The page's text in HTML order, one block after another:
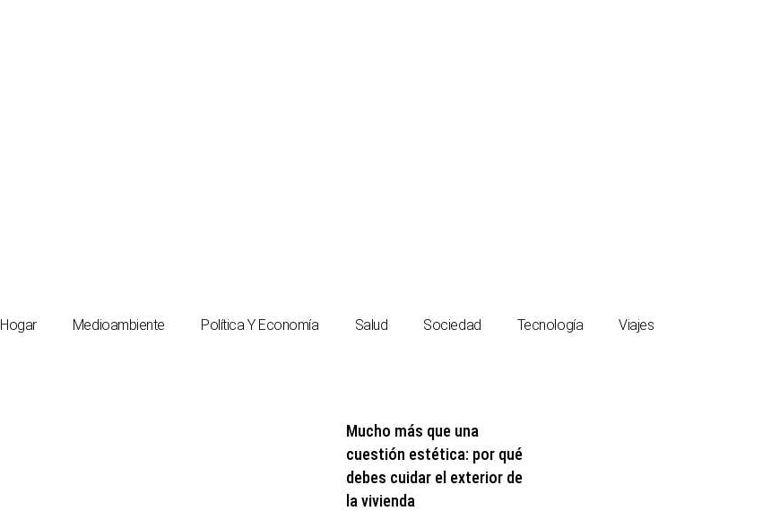
Hogar Medioambiente Política Y Economía Salud Sociedad Tecnología Viajes
Mucho más que una
cuestión estética: por qué
debes cuidar el exterior de
la vivienda